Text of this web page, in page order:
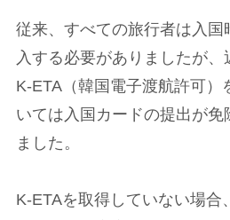
従来、すべての旅行者は入
入する必要がありましたが、
K-ETA（韓国電子渡航許可）
いては入国カードの提出が免
ました。
K-ETAを取得していない場合